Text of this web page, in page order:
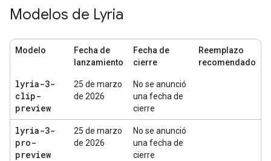
Modelos de Lyria
Modelo
Fecha de
lanzamiento
Fecha de
cierre
Reemplazo
recomendado
lyria-3-
clip-
preview
25 de marzo
de 2026
No se anunció
una fecha de
cierre
lyria-3-
pro-
preview
25 de marzo
de 2026
No se anunció
una fecha de
cierre